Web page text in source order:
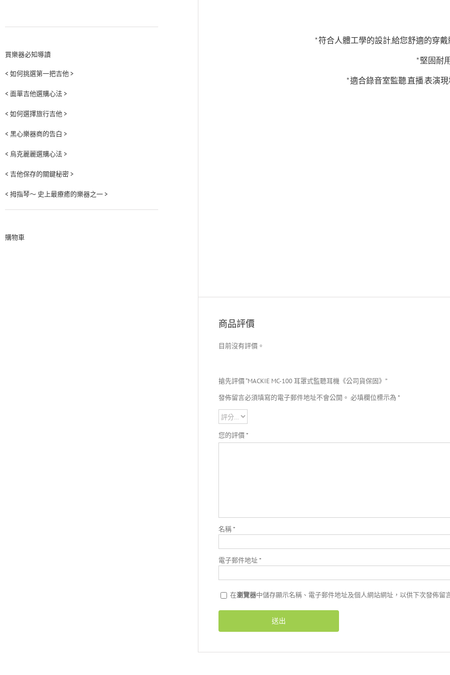
*符合人體工學的設計,給您舒適的穿
*堅固耐用
*適合錄音室監聽.直播.表演
*傳感器尺寸
商品評價
目前沒有評價。
搶先評價 “MACKIE MC-100 耳罩式監聽耳機《公司貨保固》”
發佈留言必須填寫的電子郵件地址不會公開。 必填欄位標示為 *
您的評價*
名稱*
電子郵件地址*
在瀏覽器中儲存顯示名稱、電子郵件地址及個人網站網址，以供下次發佈留
買樂器必知導讀
< 如何挑選第一把吉他 >
< 面單吉他選購心法 >
< 如何選擇旅行吉他 >
< 黑心樂器商的告白 >
< 烏克麗麗選購心法 >
< 吉他保存的關鍵秘密 >
< 拇指琴～ 史上最療癒的樂器之一 >
購物車